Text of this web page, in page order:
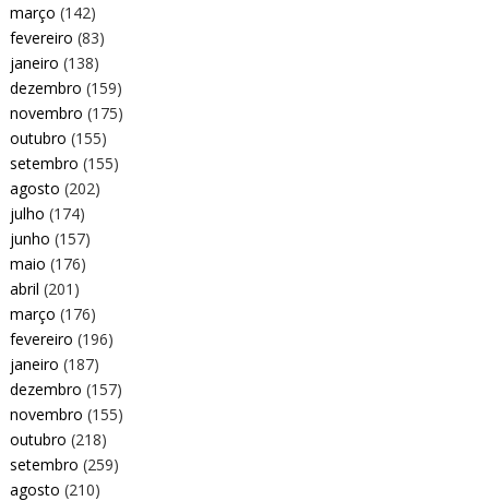
março (142)
fevereiro (83)
janeiro (138)
dezembro (159)
novembro (175)
outubro (155)
setembro (155)
agosto (202)
julho (174)
junho (157)
maio (176)
abril (201)
março (176)
fevereiro (196)
janeiro (187)
dezembro (157)
novembro (155)
outubro (218)
setembro (259)
agosto (210)